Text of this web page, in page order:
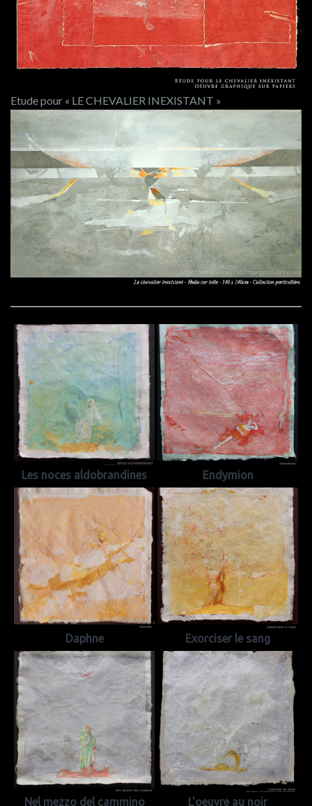
Etude pour « LE CHEVALIER INEXISTANT »
Les noces aldobrandines Endymion
Daphne Exorciser le sang
Nel mezzo del cammino L'oeuvre au noir